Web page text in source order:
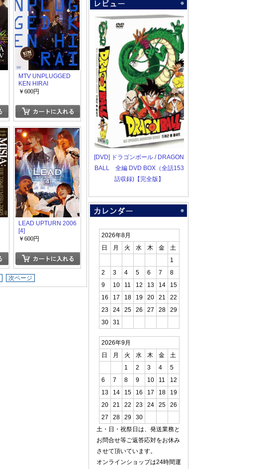
MTV UNPLUGGED
KEN HIRAI
￥600円
LEAD UPTURN 2006
[4]
￥600円
次ページ
[DVD] ドラゴンボール / DRAGON
BALL 全編 DVD BOX（全話153
話収録)【完全版】
2026年8月
日
月 火 水 木 金
土
1
2
3 4 5 6 7
8
9
10 11 12 13 14
15
16
17 18 19 20 21
22
23
24 25 26 27 28
29
30
31
2026年9月
日
月 火 水 木 金
土
1
2 3 4
5
6
7 8 9 10 11
12
13
14 15 16 17 18
19
20
21 22 23 24 25
26
27
28 29
30
土・日・祝祭日は、発送業務と
お問合せ等ご返答応対をお休み
させて頂いています。
オンラインショップは24時間運